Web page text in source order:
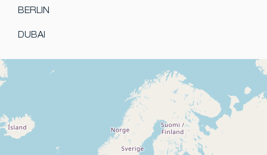
BERLIN
DUBAI